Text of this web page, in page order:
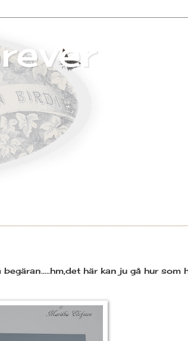
här kan ju gå hur som